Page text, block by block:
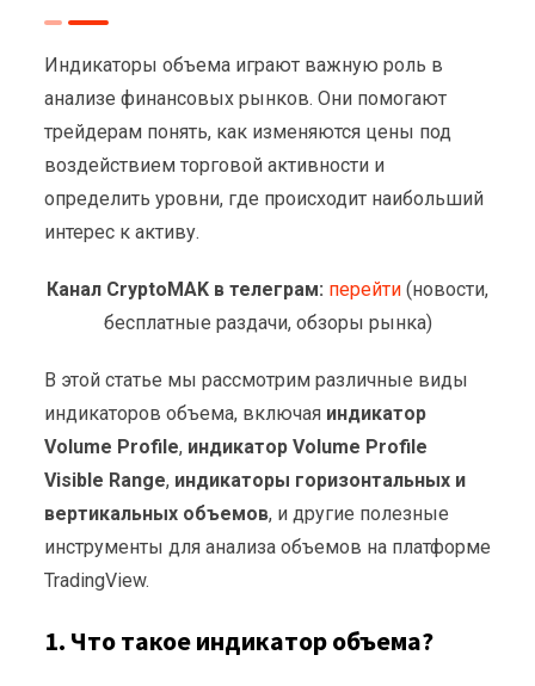
Индикаторы объема играют важную роль в
анализе финансовых рынков. Они помогают
трейдерам понять, как изменяются цены под
воздействием торговой активности и
определить уровни, где происходит наибольший
интерес к активу.
Канал CryptoMAK в телеграм: перейти (новости,
бесплатные раздачи, обзоры рынка)
В этой статье мы рассмотрим различные виды
индикаторов объема, включая индикатор
Volume Profile, индикатор Volume Profile
Visible Range, индикаторы горизонтальных и
вертикальных объемов, и другие полезные
инструменты для анализа объемов на платформе
TradingView.
1. Что такое индикатор объема?